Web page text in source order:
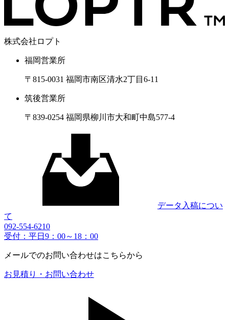
株式会社ロプト
福岡営業所
〒815-0031 福岡市南区清水2丁目6-11
筑後営業所
〒839-0254 福岡県柳川市大和町中島577-4
データ入稿につい
て
092-554-6210
受付：平日9：00～18：00
メールでのお問い合わせはこちらから
お見積り・お問い合わせ